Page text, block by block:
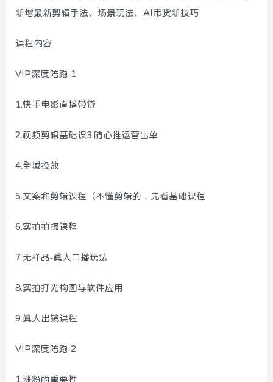
新增最新剪辑手法、场景玩法、AI带货新技巧
课程内容
VIP深度陪跑-1
1.快手电影直播带贷
2.视频剪辑基础课3.随心推运营出单
4.全域投放
5.文案和剪辑课程（不懂剪辑的，先看基础课程
6.实拍拍摄课程
7.无样品-真人口播玩法
8.实拍打光构图与软件应用
9.真人出镜课程
VIP深度陪跑-2
1.涨粉的重要性